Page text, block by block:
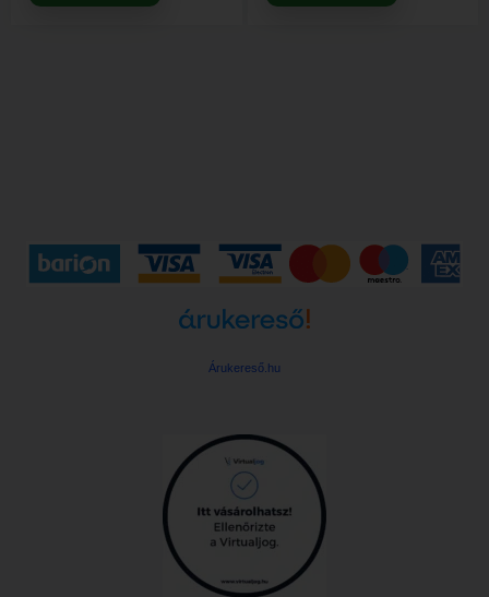
Árukereső.hu